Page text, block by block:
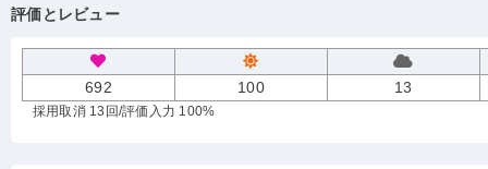
評価とレビュー
692 100 13
採用取消 13回/評価入力 100%